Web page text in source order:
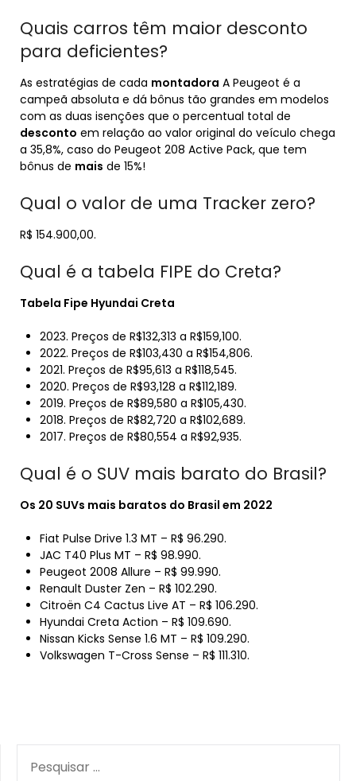
Quais carros têm maior desconto
para deficientes?
As estratégias de cada montadora A Peugeot é a
campeã absoluta e dá bônus tão grandes em modelos
com as duas isenções que o percentual total de
desconto em relação ao valor original do veículo chega
a 35,8%, caso do Peugeot 208 Active Pack, que tem
bônus de mais de 15%!
Qual o valor de uma Tracker zero?
R$ 154.900,00.
Qual é a tabela FIPE do Creta?
Tabela Fipe Hyundai Creta
2023. Preços de R$132,313 a R$159,100.
2022. Preços de R$103,430 a R$154,806.
2021. Preços de R$95,613 a R$118,545.
2020. Preços de R$93,128 a R$112,189.
2019. Preços de R$89,580 a R$105,430.
2018. Preços de R$82,720 a R$102,689.
2017. Preços de R$80,554 a R$92,935.
Qual é o SUV mais barato do Brasil?
Os 20 SUVs mais baratos do Brasil em 2022
Fiat Pulse Drive 1.3 MT – R$ 96.290.
JAC T40 Plus MT – R$ 98.990.
Peugeot 2008 Allure – R$ 99.990.
Renault Duster Zen – R$ 102.290.
Citroën C4 Cactus Live AT – R$ 106.290.
Hyundai Creta Action – R$ 109.690.
Nissan Kicks Sense 1.6 MT – R$ 109.290.
Volkswagen T-Cross Sense – R$ 111.310.
POR: